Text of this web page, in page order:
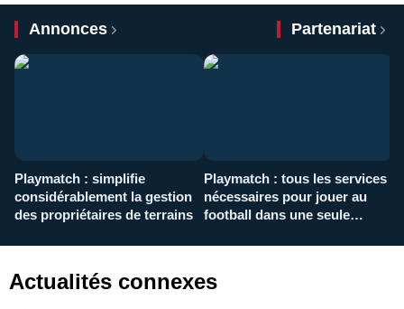
Annonces Partenariat
Playmatch : simplifie
considérablement la gestion
des propriétaires de terrains
Playmatch : tous les services
nécessaires pour jouer au
football dans une seule
Actualités connexes